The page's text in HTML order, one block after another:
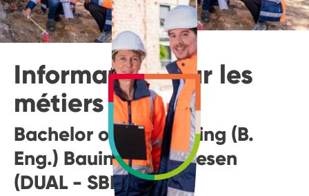
Informations sur les
métiers
Bachelor of Engineering (B.
Eng.) Bauingenieurwesen
(DUAL - SBN)